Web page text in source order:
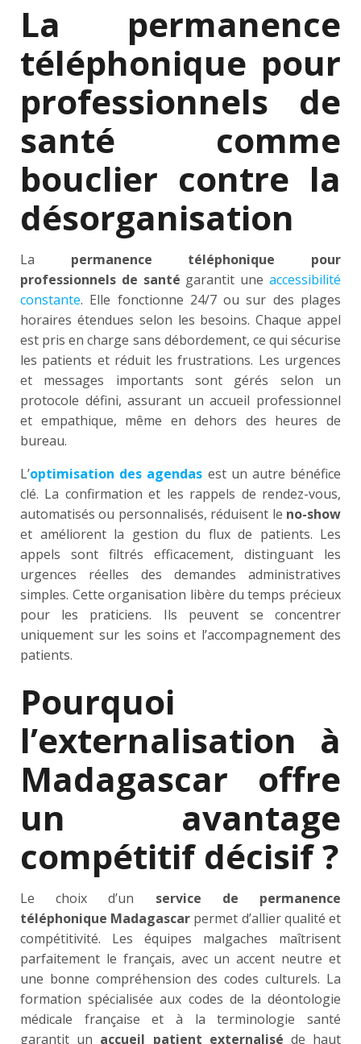
La permanence
téléphonique pour
professionnels de
santé comme
bouclier contre la
désorganisation
La permanence téléphonique pour
professionnels de santé garantit uneaccessibilité
constante. Elle fonctionne 24/7 ou sur des plages
horaires étendues selon les besoins. Chaque appel
est pris en charge sans débordement, ce qui sécurise
les patients et réduit les frustrations. Les urgences
et messages importants sont gérés selon un
protocole défini, assurant un accueil professionnel
et empathique, même en dehors des heures de
bureau.
L’optimisation des agendas est un autre bénéfice
clé. La confirmation et les rappels de rendez-vous,
automatisés ou personnalisés, réduisent le no-show
et améliorent la gestion du flux de patients. Les
appels sont filtrés efficacement, distinguant les
urgences réelles des demandes administratives
simples. Cette organisation libère du temps précieux
pour les praticiens. Ils peuvent se concentrer
uniquement sur les soins et l’accompagnement des
patients.
Pourquoi
l’externalisation à
Madagascar offre
un avantage
compétitif décisif ?
Le choix d’un service de permanence
téléphonique Madagascar permet d’allier qualité et
compétitivité. Les équipes malgaches maîtrisent
parfaitement le français, avec un accent neutre et
une bonne compréhension des codes culturels. La
formation spécialisée aux codes de la déontologie
médicale française et à la terminologie santé
garantit un accueil patient externalisé de haut